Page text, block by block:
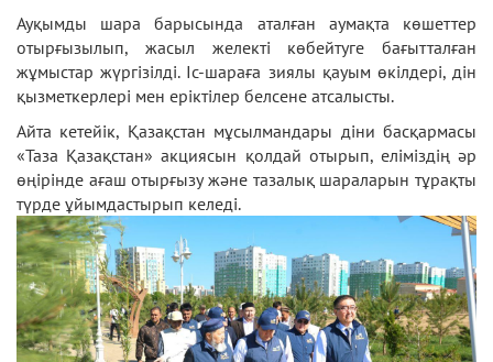
Ауқымды шара барысында аталған аумақта көшеттер
отырғызылып, жасыл желекті көбейтуге бағытталған
жұмыстар жүргізілді. Іс-шараға зиялы қауым өкілдері, дін
қызметкерлері мен еріктілер белсене атсалысты.
Айта кетейік, Қазақстан мұсылмандары діни басқармасы
«Таза Қазақстан» акциясын қолдай отырып, еліміздің әр
өңірінде ағаш отырғызу және тазалық шараларын тұрақты
түрде ұйымдастырып келеді.